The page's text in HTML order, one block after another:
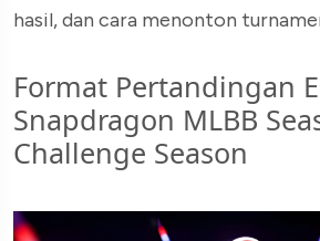
hasil, dan cara menonton
Format Pertandingan
Snapdragon MLBB
Challenge Season